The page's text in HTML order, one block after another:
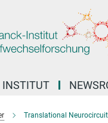
INSTITUT
Translational